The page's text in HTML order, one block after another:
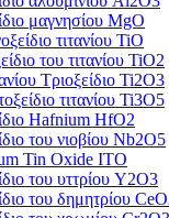
μαγνησίου MgO
τιτανίου TiO
του τιτανίου TiO2
Τριοξείδιο Ti2O3
τιτανίου Ti3O5
Hafnium HfO2
του νιοβίου Nb2O5
Tin Oxide ITO
του υττρίου Y2O3
του δημητρίου